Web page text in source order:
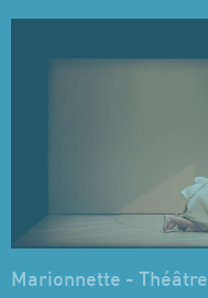
Marionnette - Théâtre